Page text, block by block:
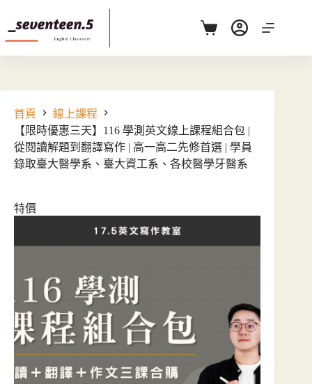
主
要
容
購
物
首頁
線上課程
【限時優惠三天】116 學測英文線上課程組合包 |
從閱讀解題到翻譯寫作 | 高一高二先修首選 | 學員
錄取臺大醫學系、臺大資工系、各校醫學牙醫系
特價